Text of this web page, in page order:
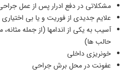
مشکلاتی در دفع ادرار پس از عمل
علایم جدیدی از فوریت و یا بی ­اختیاری
آسیب به یکی از اندامها (از جمله
حالب­ ها)
خونریزی داخلی
عفونت در محل برش جراحی​